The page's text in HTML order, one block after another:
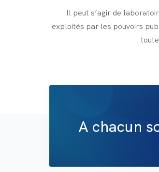
Il peut s’agir de
exploités par les pouvoirs
A chacun